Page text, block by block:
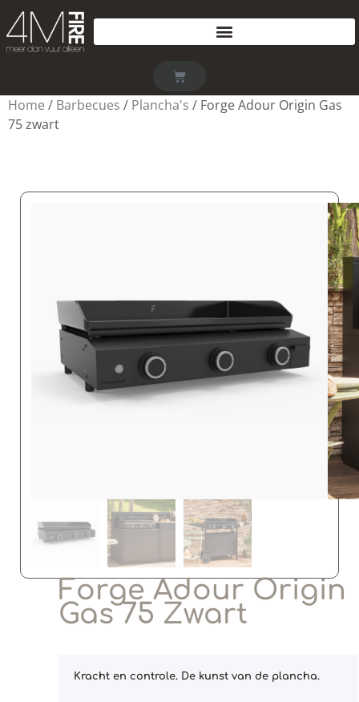
Home / Barbecues / Plancha's / Forge Adour Origin Gas
75 zwart
Forge Adour Origin
Gas 75 Zwart
Kracht en controle. De kunst van de plancha.